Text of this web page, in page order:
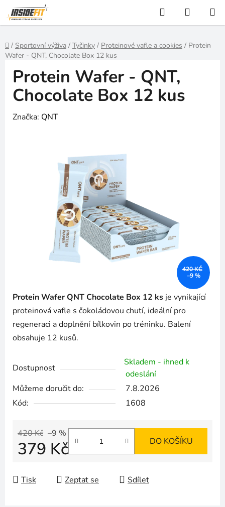
Přejít
na
obsah
Hledat
KOŠÍK
Domů
/ Sportovní výživa / Tyčinky / Proteinové vafle a cookies / Protein
Wafer - QNT, Chocolate Box 12 kus
Protein Wafer QNT Chocolate Box 12 ks je vynikající
proteinová vafle s čokoládovou chutí, ideální pro
regeneraci a doplnění bílkovin po tréninku. Balení
obsahuje 12 kusů.
Dostupnost
Skladem - ihned k
odeslání
Můžeme doručit do:
7.8.2026
Kód:
1608
420 Kč –9 %
379 Kč DO KOŠÍKU
Tisk Zeptat se Sdílet
Protein Wafer - QNT,
Chocolate Box 12 kus
Značka: QNT
420 KČ
–9 %